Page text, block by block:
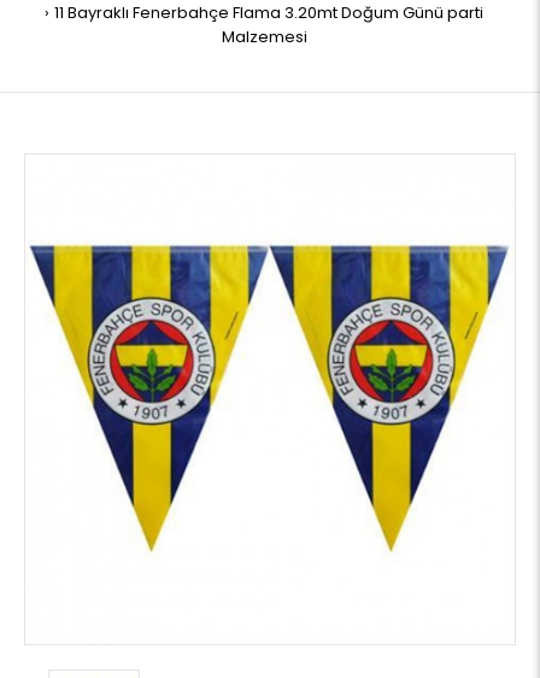
11 Bayraklı Fenerbahçe Flama 3.20mt Doğum Günü parti
Malzemesi